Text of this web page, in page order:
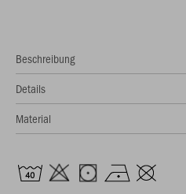
Beschreibung
Details
Material